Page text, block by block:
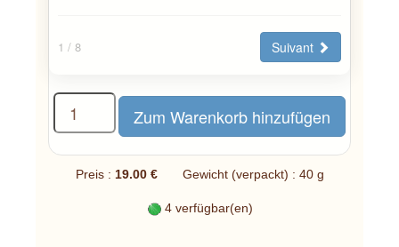
1 / 8 Suivant
Preis : 19.00 € Gewicht (verpackt) : 40 g
4 verfügbar(en)